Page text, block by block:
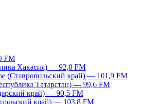
FM
Хакасия) — 92,0 FM
(Ставропольский край) — 101,9 FM
Татарстан) — 99,6 FM
край) — 90,5 FM
край) — 103,8 FM